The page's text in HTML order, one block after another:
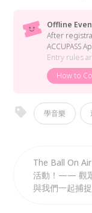
Offline
After
ACCUPASS
Entry rules
How to
學音樂
The Ball On
活動！—— 觀眾報名專區｜
與我們一起捕